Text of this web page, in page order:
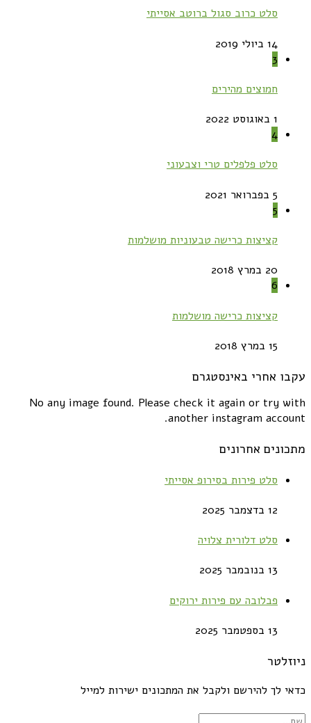
סלט כרוב סגול ברוטב אסייתי
14 ביולי 2019
3
חמוצים מהירים
1 באוגוסט 2022
4
סלט פלפלים טרי וצבעוני
5 בפברואר 2021
5
קציצות כרישה טבעוניות מושלמות
20 במרץ 2018
6
קציצות כרישה מושלמות
15 במרץ 2018
עקבו אחרי באינסטגרם
No any image found. Please check it again or try with
another instagram account.
מתכונים אחרונים
סלט פירות בסירופ אסייתי
12 בדצמבר 2025
סלט דלורית צלויה
13 בנובמבר 2025
פבלובה עם פירות ירוקים
13 בספטמבר 2025
ניוזלטר
כדאי לך להירשם ולקבל את המתכונים ישירות למייל